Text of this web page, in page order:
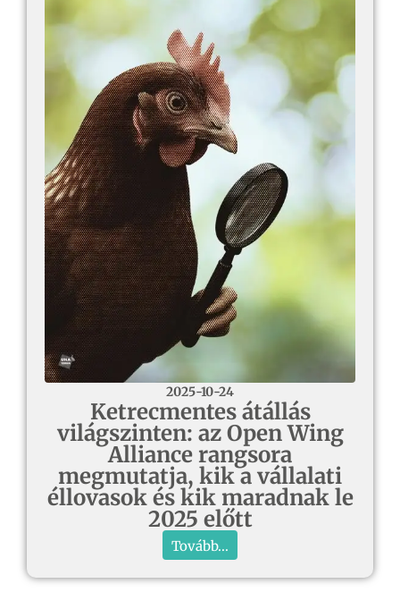
2025-10-24
Ketrecmentes átállás
világszinten: az Open Wing
Alliance rangsora
megmutatja, kik a vállalati
éllovasok és kik maradnak le
2025 előtt
Tovább...